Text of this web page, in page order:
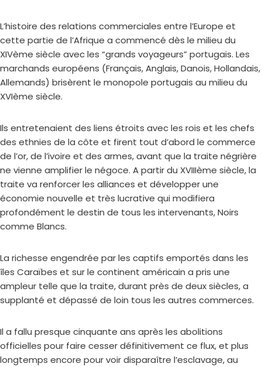
L’histoire des relations commerciales entre l’Europe et
cette partie de l’Afrique a commencé dès le milieu du
XIVème siècle avec les “grands voyageurs” portugais. Les
marchands européens (Français, Anglais, Danois, Hollandais,
Allemands) brisèrent le monopole portugais au milieu du
XVIème siècle.
Ils entretenaient des liens étroits avec les rois et les chefs
des ethnies de la côte et firent tout d’abord le commerce
de l’or, de l’ivoire et des armes, avant que la traite négrière
ne vienne amplifier le négoce. A partir du XVIIIème siècle, la
traite va renforcer les alliances et développer une
économie nouvelle et très lucrative qui modifiera
profondément le destin de tous les intervenants, Noirs
comme Blancs.
La richesse engendrée par les captifs emportés dans les
îles Caraïbes et sur le continent américain a pris une
ampleur telle que la traite, durant près de deux siècles, a
supplanté et dépassé de loin tous les autres commerces.
Il a fallu presque cinquante ans après les abolitions
officielles pour faire cesser définitivement ce flux, et plus
longtemps encore pour voir disparaître l’esclavage, au